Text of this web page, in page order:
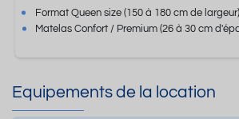
FormatQueen size (150 à 180 cm de largeur)
Matelas Confort / Premium(26 à 30 cm
Equipements de la location